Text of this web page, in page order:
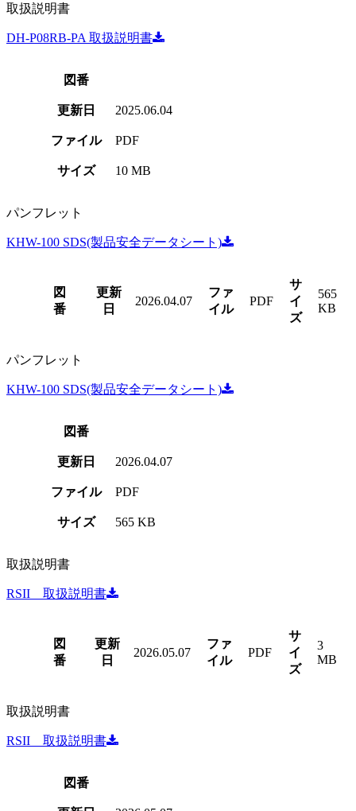
取扱説明書
DH-P08RB-PA 取扱説明書
図番
更新日 2025.06.04
ファイル PDF
サイズ 10 MB
パンフレット
KHW-100 SDS(製品安全データシート)
図
番
更新
日
2026.04.07
ファ
イル
PDF
サ
イ
ズ
565
KB
パンフレット
KHW-100 SDS(製品安全データシート)
図番
更新日 2026.04.07
ファイル PDF
サイズ 565 KB
取扱説明書
RSII 取扱説明書
図
番
更新
日
2026.05.07
ファ
イル
PDF
サ
イ
ズ
3
MB
取扱説明書
RSII 取扱説明書
図番